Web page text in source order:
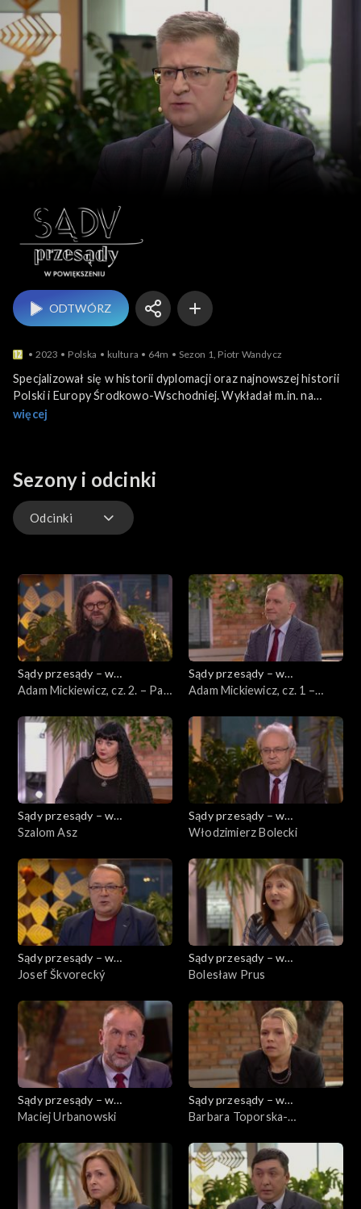
ODTWÓRZ
2023 Polska kultura 64m Sezon 1, Piotr Wandycz
Specjalizował się w historii dyplomacji oraz najnowszej historii
Polski i Europy Środkowo-Wschodniej. Wykładał m.in. na
uniwersytetach Indiana, Columbia i Yale, był prezesem
odcinka jest prof. Piotr Wandycz, o którym rozmawiać będą
goście audycji prof. Marek Kornat i prof. Mariusz Wołos.
więcej
Sezony i odcinki
Odcinki
Sądy przesądy – w
powiększeniu
Adam Mickiewicz, cz. 2. – Pan
Sądy przesądy – w
powiększeniu
Adam Mickiewicz, cz. 1 –
Sądy przesądy – w
powiększeniu
Szalom Asz
Sądy przesądy – w
powiększeniu
Włodzimierz Bolecki
Sądy przesądy – w
powiększeniu
Josef Škvorecký
Sądy przesądy – w
powiększeniu
Bolesław Prus
Sądy przesądy – w
powiększeniu
Maciej Urbanowski
Sądy przesądy – w
powiększeniu
Barbara Toporska-